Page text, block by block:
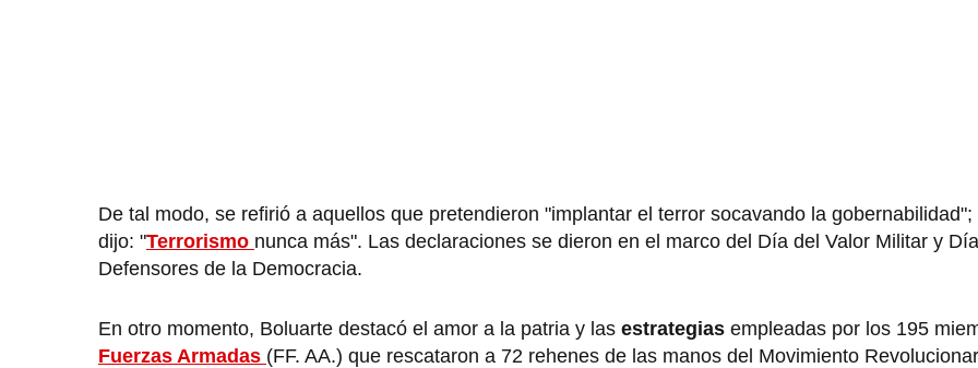
De tal modo, se refirió a aquellos que pretendieron "implantar el terror socavando la
dijo: "Terrorismo nunca más". Las declaraciones se dieron en el marco del Día del Valor Militar y
Defensores de la Democracia.
En otro momento, Boluarte destacó el amor a la patria y las estrategias empleadas por los 195
Fuerzas Armadas (FF. AA.) que rescataron a 72 rehenes de las manos del Movimiento